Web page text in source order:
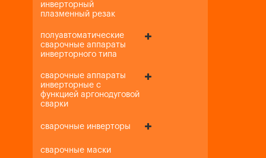
инверторный
плазменный резак
полуавтоматические
сварочные аппараты
инверторного типа
сварочные аппараты
инверторные с
функцией аргонодуговой
сварки
сварочные инверторы
сварочные маски